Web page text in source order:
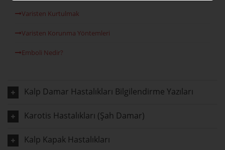
Varisten Kurtulmak
Varisten Korunma Yöntemleri
Emboli Nedir?
Kalp Damar Hastalıkları Bilgilendirme Yazıları
Karotis Hastalıkları (Şah Damar)
Kalp Kapak Hastalıkları